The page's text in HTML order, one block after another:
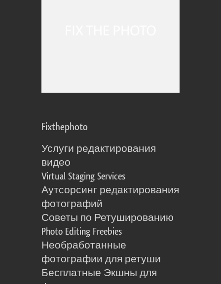
Fixthephoto
Услуги редактирования
видео
Virtual Staging Services
Аутсорсинг редактирования
фотографий
Советы по Ретушированию
Photo Editing Freebies
Необработанные
фотографии для ретуши
Бесплатные Экшны для